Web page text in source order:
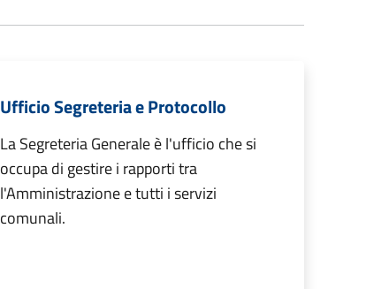
Ufficio Segreteria e Protocollo
La Segreteria Generale è l'ufficio che si
occupa di gestire i rapporti tra
l'Amministrazione e tutti i servizi
comunali.